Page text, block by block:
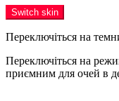
Switch skin
Переключіться на
Переключіться на
приємним для очей в